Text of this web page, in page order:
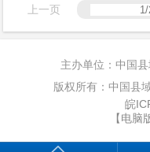
上一页
主办单位：中国
版权所有：中国
皖
【电脑